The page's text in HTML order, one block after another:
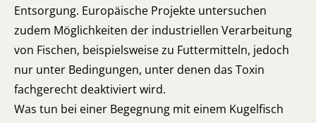
Entsorgung. Europäische Projekte untersuchen
zudem Möglichkeiten der industriellen Verarbeitung
von Fischen, beispielsweise zu Futtermitteln, jedoch
nur unter Bedingungen, unter denen das Toxin
fachgerecht deaktiviert wird.
Was tun bei einer Begegnung mit einem Kugelfisch